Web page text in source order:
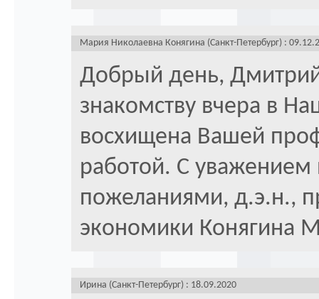
Мария Николаевна Конягина (Санкт-Петербург) :
Добрый день,
знакомству вчера в
восхищена Вашей
работой. С
пожеланиями, д.э.н.,
экономики Конягина
Ирина (Санкт-Петербург) : 18.09.2020